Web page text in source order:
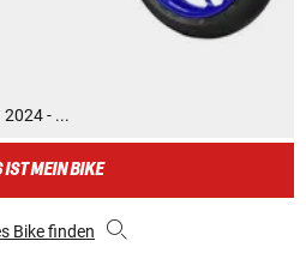
2024 - ...
IST MEIN BIKE
Bike finden